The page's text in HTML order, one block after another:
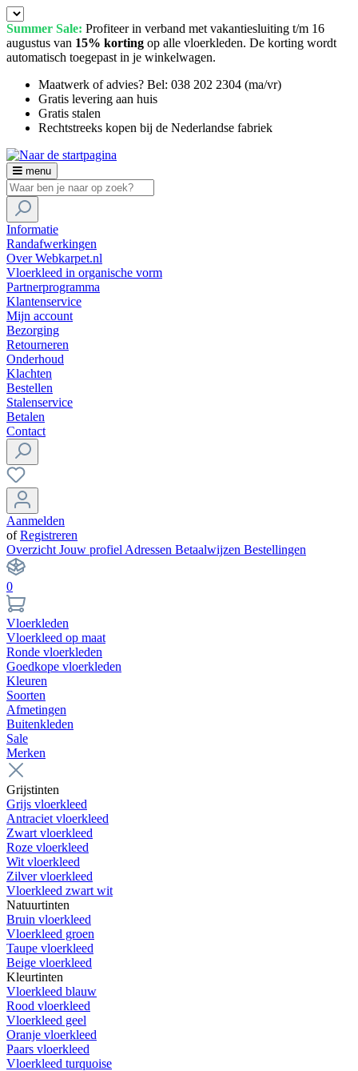
Summer Sale: Profiteer in verband met vakantiesluiting t/m 16
augustus van 15% korting op alle vloerkleden. De korting wordt
automatisch toegepast in je winkelwagen.
Maatwerk of advies? Bel: 038 202 2304 (ma/vr)
Gratis levering aan huis
Gratis stalen
Rechtstreeks kopen bij de Nederlandse fabriek
menu
Informatie
Randafwerkingen
Over Webkarpet.nl
Vloerkleed in organische vorm
Partnerprogramma
Klantenservice
Mijn account
Bezorging
Retourneren
Onderhoud
Klachten
Bestellen
Stalenservice
Betalen
Contact
Aanmelden
ofRegistreren
Overzicht Jouw profiel Adressen Betaalwijzen Bestellingen
0
Vloerkleden
Vloerkleed op maat
Ronde vloerkleden
Goedkope vloerkleden
Kleuren
Soorten
Afmetingen
Buitenkleden
Sale
Merken
Grijstinten
Grijs vloerkleed
Antraciet vloerkleed
Zwart vloerkleed
Roze vloerkleed
Wit vloerkleed
Zilver vloerkleed
Vloerkleed zwart wit
Natuurtinten
Bruin vloerkleed
Vloerkleed groen
Taupe vloerkleed
Beige vloerkleed
Kleurtinten
Vloerkleed blauw
Rood vloerkleed
Vloerkleed geel
Oranje vloerkleed
Paars vloerkleed
Vloerkleed turquoise